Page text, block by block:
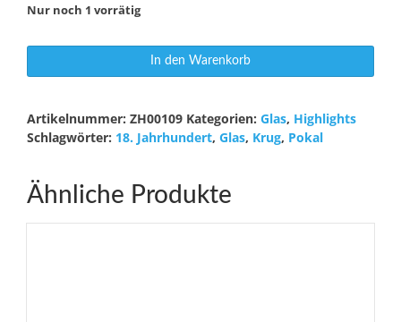
Nur noch 1 vorrätig
1716
In den Warenkorb
Artikelnummer: ZH00109 Kategorien: Glas, Highlights
Schlagwörter: 18. Jahrhundert, Glas, Krug, Pokal
Ähnliche Produkte